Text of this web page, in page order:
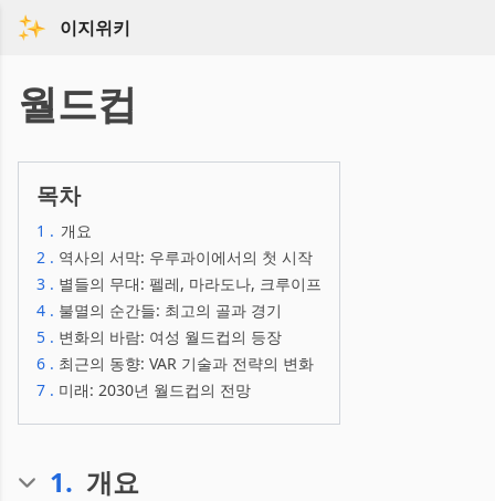
이지위키
월드컵
목차
1 . 개요
2 . 역사의 서막: 우루과이에서의 첫 시작
3 . 별들의 무대: 펠레, 마라도나, 크루이프
4 . 불멸의 순간들: 최고의 골과 경기
5 . 변화의 바람: 여성 월드컵의 등장
6 . 최근의 동향: VAR 기술과 전략의 변화
7 . 미래: 2030년 월드컵의 전망
1. 개요